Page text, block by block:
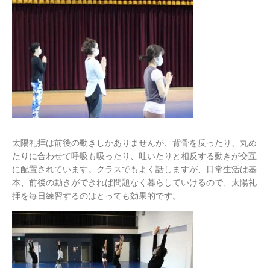
太陽礼拝は前後の動きしかありませんが、背骨を反ったり、丸め
たりに合わせて呼吸も吸ったり、吐いたりと相反する動きが交互
に配置されています。クラスでもよく話しますが、日常生活は基
本、前後の動きができれば問題なく暮らしていけるので、太陽礼
拝を毎日練習するのはとっても効果的です。